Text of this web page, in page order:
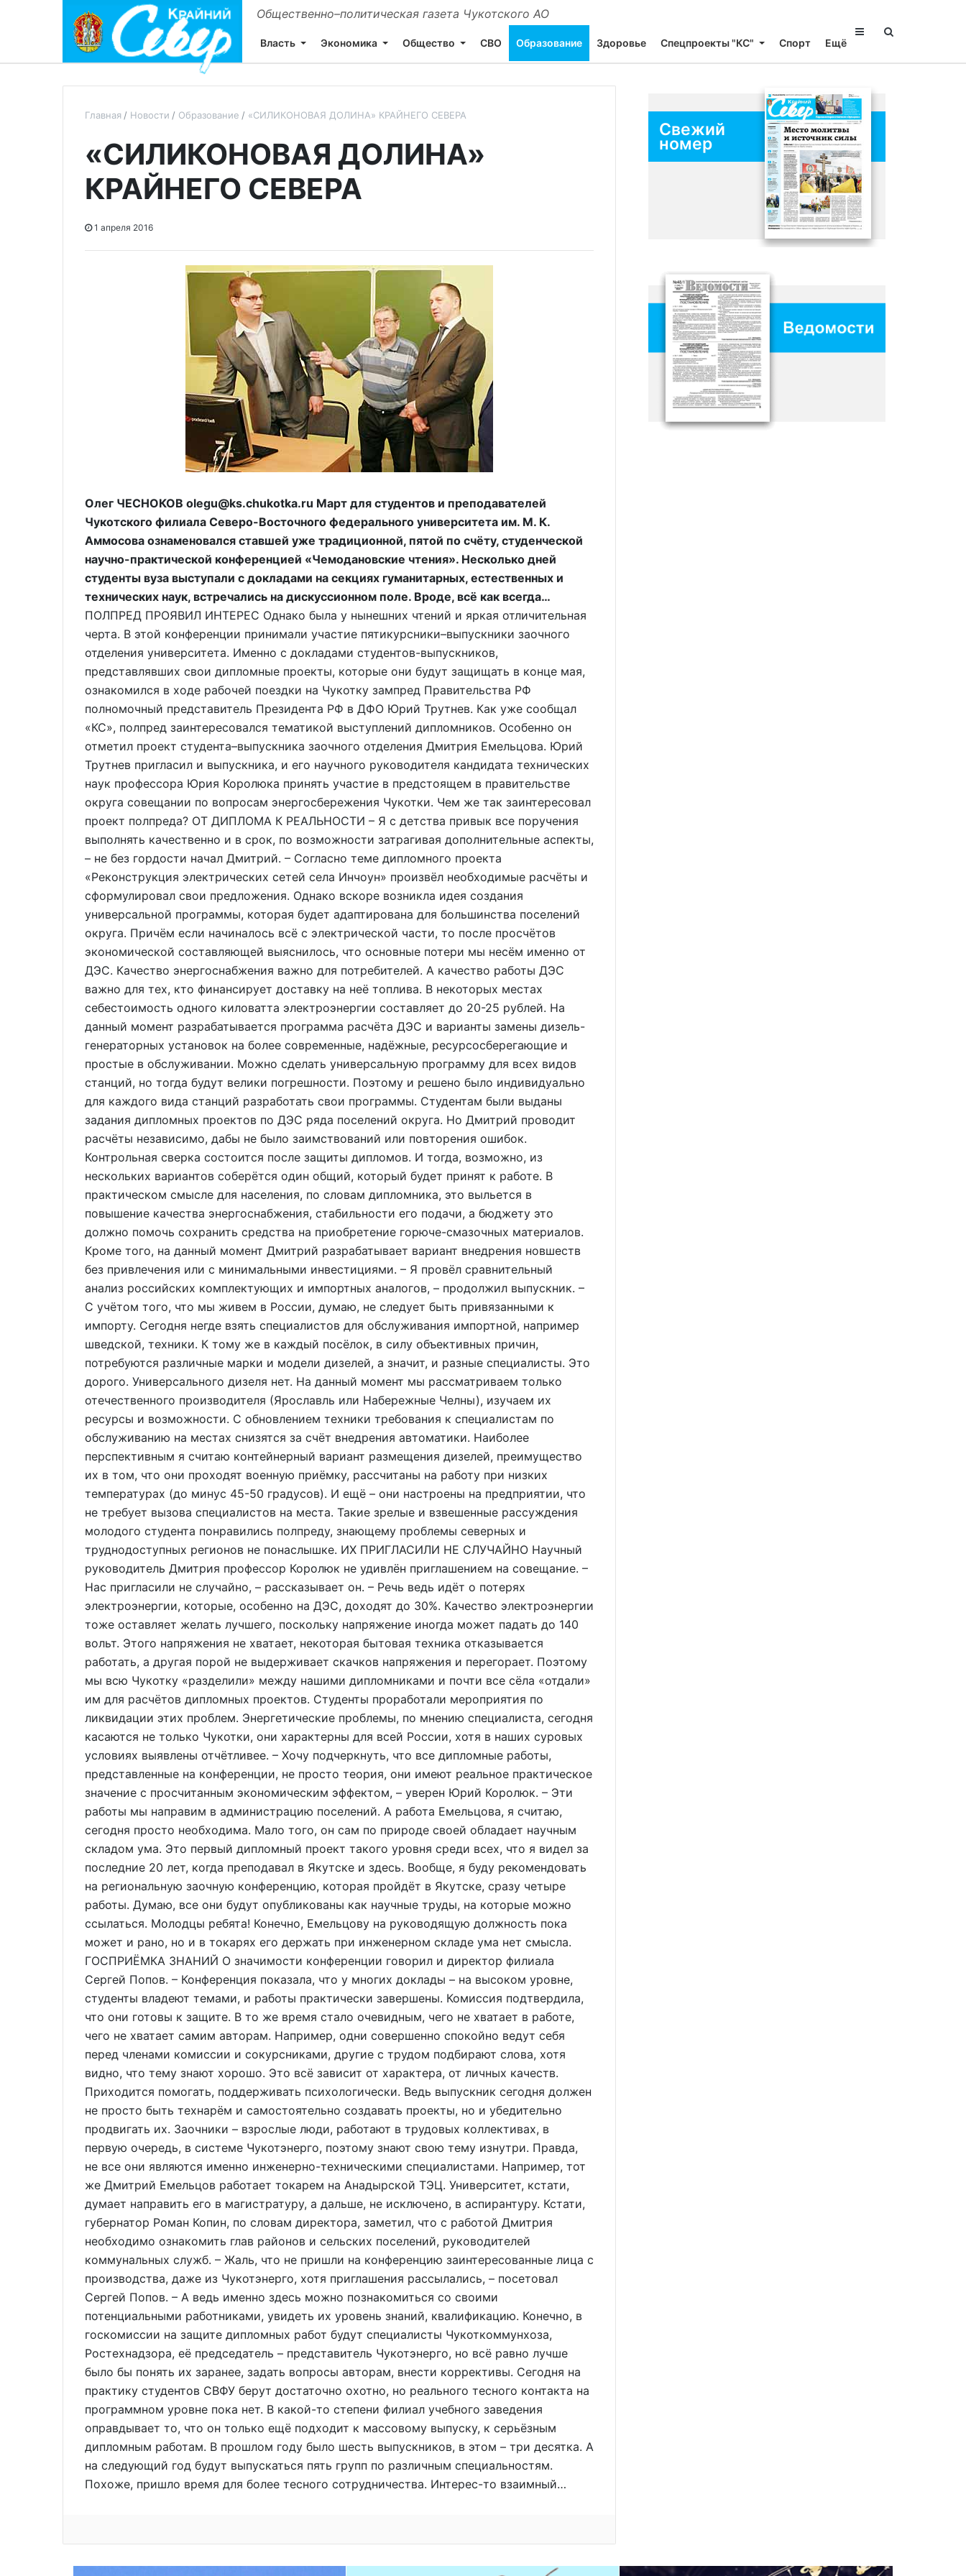
Общественно–политическая газета Чукотского АО
Власть Экономика Общество СВО Образование Здоровье Спецпроекты "КС" Спорт Ещё
Главная Новости Образование «СИЛИКОНОВАЯ ДОЛИНА» КРАЙНЕГО СЕВЕРА
«СИЛИКОНОВАЯ ДОЛИНА»
КРАЙНЕГО СЕВЕРА
1 апреля 2016
Олег ЧЕСНОКОВ olegu@ks.chukotka.ru Март для студентов и преподавателей
Чукотского филиала Северо-Восточного федерального университета им. М. К.
Аммосова ознаменовался ставшей уже традиционной, пятой по счёту, студенческой
научно-практической конференцией «Чемодановские чтения». Несколько дней
студенты вуза выступали с докладами на секциях гуманитарных, естественных и
технических наук, встречались на дискуссионном поле. Вроде, всё как всегда…
ПОЛПРЕД ПРОЯВИЛ ИНТЕРЕС Однако была у нынешних чтений и яркая отличительная
черта. В этой конференции принимали участие пятикурсники–выпускники заочного
отделения университета. Именно с докладами студентов-выпускников,
представлявших свои дипломные проекты, которые они будут защищать в конце мая,
ознакомился в ходе рабочей поездки на Чукотку зампред Правительства РФ
полномочный представитель Президента РФ в ДФО Юрий Трутнев. Как уже сообщал
«КС», полпред заинтересовался тематикой выступлений дипломников. Особенно он
отметил проект студента–выпускника заочного отделения Дмитрия Емельцова. Юрий
Трутнев пригласил и выпускника, и его научного руководителя кандидата технических
наук профессора Юрия Королюка принять участие в предстоящем в правительстве
округа совещании по вопросам энергосбережения Чукотки. Чем же так заинтересовал
проект полпреда? ОТ ДИПЛОМА К РЕАЛЬНОСТИ – Я с детства привык все поручения
выполнять качественно и в срок, по возможности затрагивая дополнительные аспекты,
– не без гордости начал Дмитрий. – Согласно теме дипломного проекта
«Реконструкция электрических сетей села Инчоун» произвёл необходимые расчёты и
сформулировал свои предложения. Однако вскоре возникла идея создания
универсальной программы, которая будет адаптирована для большинства поселений
округа. Причём если начиналось всё с электрической части, то после просчётов
экономической составляющей выяснилось, что основные потери мы несём именно от
ДЭС. Качество энергоснабжения важно для потребителей. А качество работы ДЭС
важно для тех, кто финансирует доставку на неё топлива. В некоторых местах
себестоимость одного киловатта электроэнергии составляет до 20-25 рублей. На
данный момент разрабатывается программа расчёта ДЭС и варианты замены дизель-
генераторных установок на более современные, надёжные, ресурсосберегающие и
простые в обслуживании. Можно сделать универсальную программу для всех видов
станций, но тогда будут велики погрешности. Поэтому и решено было индивидуально
для каждого вида станций разработать свои программы. Студентам были выданы
задания дипломных проектов по ДЭС ряда поселений округа. Но Дмитрий проводит
расчёты независимо, дабы не было заимствований или повторения ошибок.
Контрольная сверка состоится после защиты дипломов. И тогда, возможно, из
нескольких вариантов соберётся один общий, который будет принят к работе. В
практическом смысле для населения, по словам дипломника, это выльется в
повышение качества энергоснабжения, стабильности его подачи, а бюджету это
должно помочь сохранить средства на приобретение горюче-смазочных материалов.
Кроме того, на данный момент Дмитрий разрабатывает вариант внедрения новшеств
без привлечения или с минимальными инвестициями. – Я провёл сравнительный
анализ российских комплектующих и импортных аналогов, – продолжил выпускник. –
С учётом того, что мы живем в России, думаю, не следует быть привязанными к
импорту. Сегодня негде взять специалистов для обслуживания импортной, например
шведской, техники. К тому же в каждый посёлок, в силу объективных причин,
потребуются различные марки и модели дизелей, а значит, и разные специалисты. Это
дорого. Универсального дизеля нет. На данный момент мы рассматриваем только
отечественного производителя (Ярославль или Набережные Челны), изучаем их
ресурсы и возможности. С обновлением техники требования к специалистам по
обслуживанию на местах снизятся за счёт внедрения автоматики. Наиболее
перспективным я считаю контейнерный вариант размещения дизелей, преимущество
их в том, что они проходят военную приёмку, рассчитаны на работу при низких
температурах (до минус 45-50 градусов). И ещё – они настроены на предприятии, что
не требует вызова специалистов на места. Такие зрелые и взвешенные рассуждения
молодого студента понравились полпреду, знающему проблемы северных и
труднодоступных регионов не понаслышке. ИХ ПРИГЛАСИЛИ НЕ СЛУЧАЙНО Научный
руководитель Дмитрия профессор Королюк не удивлён приглашением на совещание. –
Нас пригласили не случайно, – рассказывает он. – Речь ведь идёт о потерях
электроэнергии, которые, особенно на ДЭС, доходят до 30%. Качество электроэнергии
тоже оставляет желать лучшего, поскольку напряжение иногда может падать до 140
вольт. Этого напряжения не хватает, некоторая бытовая техника отказывается
работать, а другая порой не выдерживает скачков напряжения и перегорает. Поэтому
мы всю Чукотку «разделили» между нашими дипломниками и почти все сёла «отдали»
им для расчётов дипломных проектов. Студенты проработали мероприятия по
ликвидации этих проблем. Энергетические проблемы, по мнению специалиста, сегодня
касаются не только Чукотки, они характерны для всей России, хотя в наших суровых
условиях выявлены отчётливее. – Хочу подчеркнуть, что все дипломные работы,
представленные на конференции, не просто теория, они имеют реальное практическое
значение с просчитанным экономическим эффектом, – уверен Юрий Королюк. – Эти
работы мы направим в администрацию поселений. А работа Емельцова, я считаю,
сегодня просто необходима. Мало того, он сам по природе своей обладает научным
складом ума. Это первый дипломный проект такого уровня среди всех, что я видел за
последние 20 лет, когда преподавал в Якутске и здесь. Вообще, я буду рекомендовать
на региональную заочную конференцию, которая пройдёт в Якутске, сразу четыре
работы. Думаю, все они будут опубликованы как научные труды, на которые можно
ссылаться. Молодцы ребята! Конечно, Емельцову на руководящую должность пока
может и рано, но и в токарях его держать при инженерном складе ума нет смысла.
ГОСПРИЁМКА ЗНАНИЙ О значимости конференции говорил и директор филиала
Сергей Попов. – Конференция показала, что у многих доклады – на высоком уровне,
студенты владеют темами, и работы практически завершены. Комиссия подтвердила,
что они готовы к защите. В то же время стало очевидным, чего не хватает в работе,
чего не хватает самим авторам. Например, одни совершенно спокойно ведут себя
перед членами комиссии и сокурсниками, другие с трудом подбирают слова, хотя
видно, что тему знают хорошо. Это всё зависит от характера, от личных качеств.
Приходится помогать, поддерживать психологически. Ведь выпускник сегодня должен
не просто быть технарём и самостоятельно создавать проекты, но и убедительно
продвигать их. Заочники – взрослые люди, работают в трудовых коллективах, в
первую очередь, в системе Чукотэнерго, поэтому знают свою тему изнутри. Правда,
не все они являются именно инженерно-техническими специалистами. Например, тот
же Дмитрий Емельцов работает токарем на Анадырской ТЭЦ. Университет, кстати,
думает направить его в магистратуру, а дальше, не исключено, в аспирантуру. Кстати,
губернатор Роман Копин, по словам директора, заметил, что с работой Дмитрия
необходимо ознакомить глав районов и сельских поселений, руководителей
коммунальных служб. – Жаль, что не пришли на конференцию заинтересованные лица с
производства, даже из Чукотэнерго, хотя приглашения рассылались, – посетовал
Сергей Попов. – А ведь именно здесь можно познакомиться со своими
потенциальными работниками, увидеть их уровень знаний, квалификацию. Конечно, в
госкомиссии на защите дипломных работ будут специалисты Чукоткоммунхоза,
Ростехнадзора, её председатель – представитель Чукотэнерго, но всё равно лучше
было бы понять их заранее, задать вопросы авторам, внести коррективы. Сегодня на
практику студентов СВФУ берут достаточно охотно, но реального тесного контакта на
программном уровне пока нет. В какой-то степени филиал учебного заведения
оправдывает то, что он только ещё подходит к массовому выпуску, к серьёзным
дипломным работам. В прошлом году было шесть выпускников, в этом – три десятка. А
на следующий год будут выпускаться пять групп по различным специальностям.
Похоже, пришло время для более тесного сотрудничества. Интерес-то взаимный…
Свежий
номер